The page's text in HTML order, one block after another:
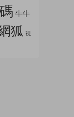
牛牛
狐 視